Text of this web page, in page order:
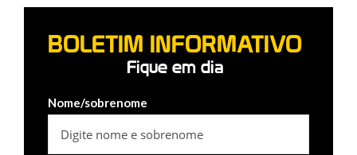
BOLETIM INFORMATIVO
Fique em dia
Nome/sobrenome